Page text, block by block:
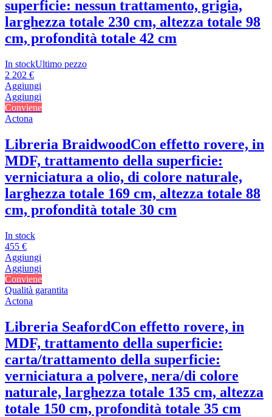
superficie: nessun trattamento, grigia,
larghezza totale 230 cm, altezza totale 98
cm, profondità totale 42 cm
In stockUltimo pezzo
2 202 €
Aggiungi
Aggiungi
Conviene
Actona
Libreria BraidwoodCon effetto rovere, in
MDF, trattamento della superficie:
verniciatura a olio, di colore naturale,
larghezza totale 169 cm, altezza totale 88
cm, profondità totale 30 cm
In stock
455 €
Aggiungi
Aggiungi
Conviene
Qualità garantita
Actona
Libreria SeafordCon effetto rovere, in
MDF, trattamento della superficie:
carta/trattamento della superficie:
verniciatura a polvere, nera/di colore
naturale, larghezza totale 135 cm, altezza
totale 150 cm, profondità totale 35 cm